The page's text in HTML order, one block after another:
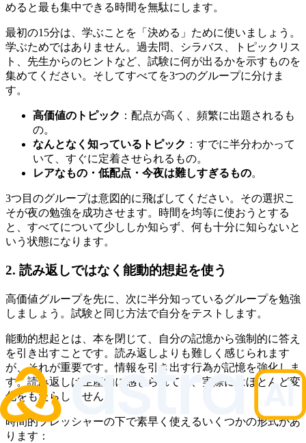
めると最も集中できる時間を無駄にします。
最初の15分は、学ぶことを「決める」ために使いましょう。
学ぶためではありません。過去問、シラバス、トピックリス
ト、先生からのヒントなど、試験に何が出るかを示すものを
集めてください。そしてすべてを3つのグループに分けま
す。
高価値のトピック ：配点が高く、頻繁に出題されるも
の。
なんとなく知っているトピック ：すでに半分わかって
いて、すぐに定着させられるもの。
レアなもの・低配点・今夜は難しすぎるもの。
3つ目のグループは意図的に飛ばしてください。その選択こ
そが夜の勉強を成功させます。時間を均等に使おうとする
と、すべてについて少ししか知らず、何も十分に知らないと
いう状態になります。
2. 読み返しではなく能動的想起を使う
高価値グループを先に、次に半分知っているグループを勉強
しましょう。試験と同じ方法で自分をテストします。
能動的想起とは、本を閉じて、自分の記憶から強制的に答え
を引き出すことです。読み返しよりも難しく感じられます
が、それが重要です。情報を引き出す行為が記憶を強化しま
す。読み返しは生産的に感じられても、実際にはほとんど変
化をもたらしません。
時間的プレッシャーの下で素早く使えるいくつかの形式があ
ります：